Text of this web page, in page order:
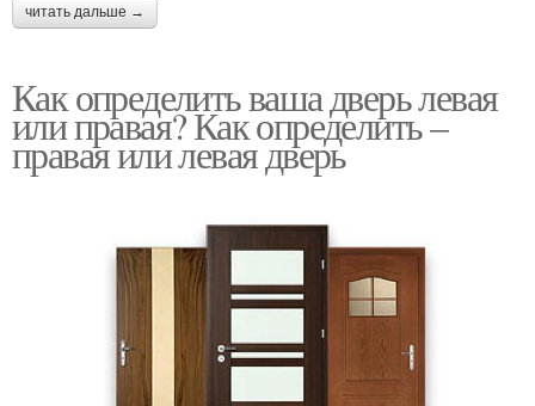
читать дальше →
Как определить ваша дверь левая
или правая? Как определить –
правая или левая дверь